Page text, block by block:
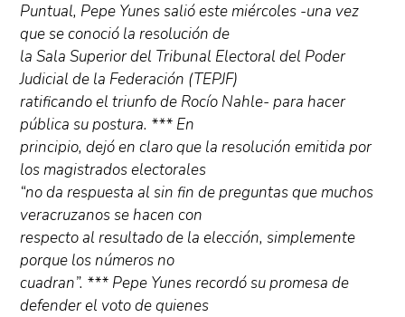
Puntual, Pepe Yunes salió este miércoles -una vez
que se conoció la resolución de
la Sala Superior del Tribunal Electoral del Poder
Judicial de la Federación (TEPJF)
ratificando el triunfo de Rocío Nahle- para hacer
pública su postura. *** En
principio, dejó en claro que la resolución emitida por
los magistrados electorales
“no da respuesta al sin fin de preguntas que muchos
veracruzanos se hacen con
respecto al resultado de la elección, simplemente
porque los números no
cuadran”. *** Pepe Yunes recordó su promesa de
defender el voto de quienes